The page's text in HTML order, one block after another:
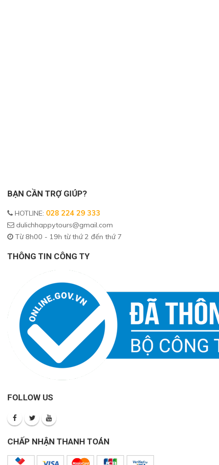
BẠN CẦN TRỢ GIÚP?
HOTLINE: 028 224 29 333
dulichhappytours@gmail.com
Từ 8h00 - 19h từ thứ 2 đến thứ 7
THÔNG TIN CÔNG TY
FOLLOW US
CHẤP NHẬN THANH TOÁN